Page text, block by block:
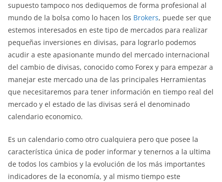
supuesto tampoco nos dediquemos de forma profesional al
mundo de la bolsa como lo hacen los Brokers, puede ser que
estemos interesados en este tipo de mercados para realizar
pequeñas inversiones en divisas, para lograrlo podemos
acudir a este apasionante mundo del mercado internacional
del cambio de divisas, conocido como Forex y para empezar a
manejar este mercado una de las principales Herramientas
que necesitaremos para tener información en tiempo real del
mercado y el estado de las divisas será el denominado
calendario economico.
Es un calendario como otro cualquiera pero que posee la
característica única de poder informar y tenernos a la ultima
de todos los cambios y la evolución de los más importantes
indicadores de la economía, y al mismo tiempo este